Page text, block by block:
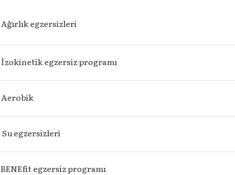
Ağırlık egzersizleri
İzokinetik egzersiz programı
Aerobik
Su egzersizleri
BENEfit egzersiz programı